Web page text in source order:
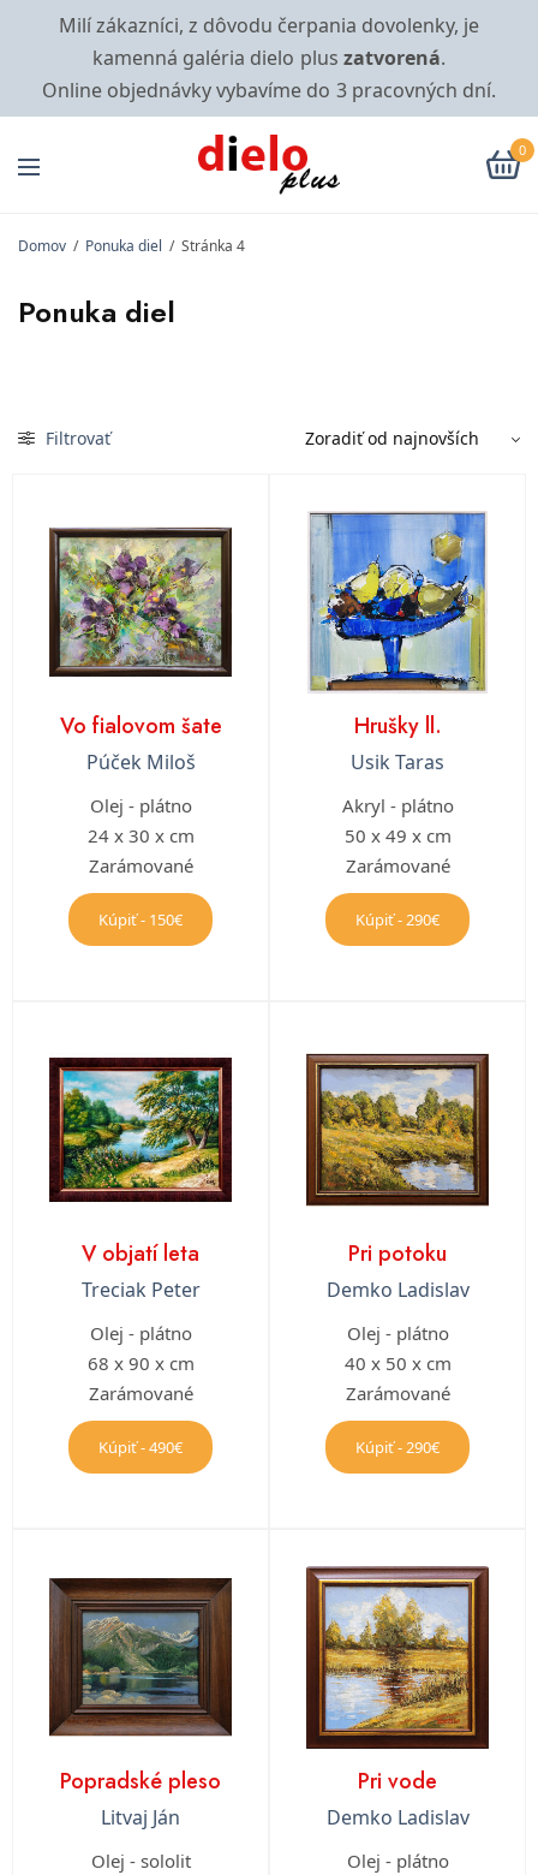
Milí zákazníci, z dôvodu čerpania dovolenky, je
kamenná galéria dielo plus zatvorená.
Online objednávky vybavíme do 3 pracovných dní.
0
Domov / Ponuka diel / Stránka 4
Ponuka diel
Filtrovať
Vo fialovom šate
Púček Miloš
Olej - plátno
24 x 30 x cm
Zarámované
Kúpiť - 150€
Hrušky ll.
Usik Taras
Akryl - plátno
50 x 49 x cm
Zarámované
Kúpiť - 290€
V objatí leta
Treciak Peter
Olej - plátno
68 x 90 x cm
Zarámované
Kúpiť - 490€
Pri potoku
Demko Ladislav
Olej - plátno
40 x 50 x cm
Zarámované
Kúpiť - 290€
Popradské pleso
Litvaj Ján
Olej - sololit
Pri vode
Demko Ladislav
Olej - plátno